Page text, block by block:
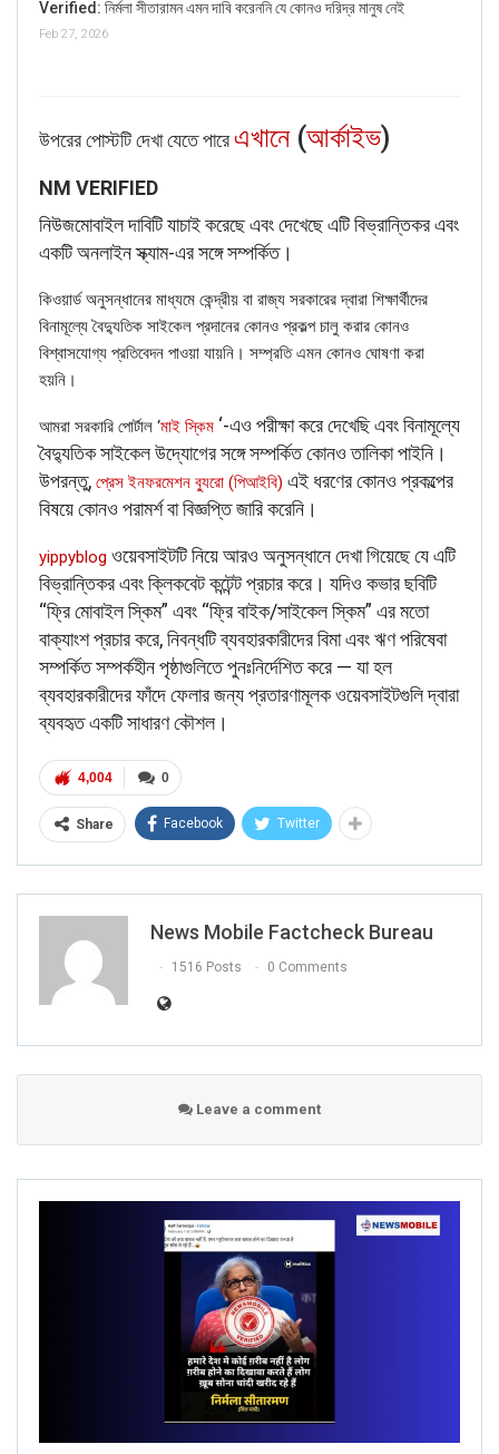
Verified: নির্মলা সীতারামন এমন দাবি করেননি যে কোনও দরিদ্র মানুষ নেই
Feb 27, 2026
‌উপরের পোস্টটি দেখা যেতে পারেএখানে(আর্কাইভ)
NM VERIFIED
নিউজমোবাইল দাবিটি যাচাই করেছে এবং দেখেছে এটি বিভ্রান্তিকর এবং
একটি অনলাইন স্ক্যাম-‌এর সঙ্গে সম্পর্কিত।
কিওয়ার্ড অনুসন্ধানের মাধ্যমে কেন্দ্রীয় বা রাজ্য সরকারের দ্বারা শিক্ষার্থীদের
বিনামূল্যে বৈদ্যুতিক সাইকেল প্রদানের কোনও প্রকল্প চালু করার কোনও
বিশ্বাসযোগ্য প্রতিবেদন পাওয়া যায়নি। সম্প্রতি এমন কোনও ঘোষণা করা
হয়নি।
আমরা সরকারি পোর্টাল ‘মাই স্কিম ‘-এও পরীক্ষা করে দেখেছি এবং বিনামূল্যে
বৈদ্যুতিক সাইকেল উদ্যোগের সঙ্গে সম্পর্কিত কোনও তালিকা পাইনি।
উপরন্তু, প্রেস ইনফরমেশন ব্যুরো (পিআইবি) এই ধরণের কোনও প্রকল্পের
বিষয়ে কোনও পরামর্শ বা বিজ্ঞপ্তি জারি করেনি।
yippyblog ওয়েবসাইটটি নিয়ে আরও অনুসন্ধানে দেখা গিয়েছে যে এটি
বিভ্রান্তিকর এবং ক্লিকবেট কন্টেন্ট প্রচার করে। যদিও কভার ছবিটি
“ফ্রি মোবাইল স্কিম” এবং “ফ্রি বাইক/সাইকেল স্কিম” এর মতো
বাক্যাংশ প্রচার করে, নিবন্ধটি ব্যবহারকারীদের বিমা এবং ঋণ পরিষেবা
সম্পর্কিত সম্পর্কহীন পৃষ্ঠাগুলিতে পুনঃনির্দেশিত করে — যা হল
ব্যবহারকারীদের ফাঁদে ফেলার জন্য প্রতারণামূলক ওয়েবসাইটগুলি দ্বারা
ব্যবহৃত একটি সাধারণ কৌশল।
0
4,004
Share Facebook Twitter
News Mobile Factcheck Bureau
1516 Posts 0 Comments
Leave a comment